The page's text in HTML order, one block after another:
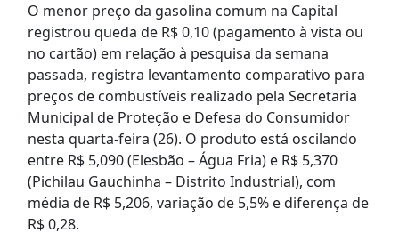
O menor preço da gasolina comum na Capital
registrou queda de R$ 0,10 (pagamento à vista ou
no cartão) em relação à pesquisa da semana
passada, registra levantamento comparativo para
preços de combustíveis realizado pela Secretaria
Municipal de Proteção e Defesa do Consumidor
nesta quarta-feira (26). O produto está oscilando
entre R$ 5,090 (Elesbão – Água Fria) e R$ 5,370
(Pichilau Gauchinha – Distrito Industrial), com
média de R$ 5,206, variação de 5,5% e diferença de
R$ 0,28.